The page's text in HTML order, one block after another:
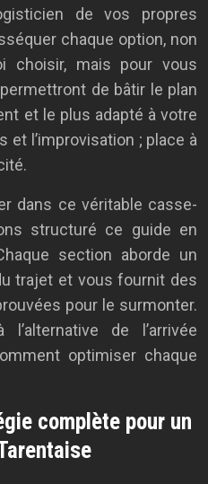
de vos propres
chaque option, non
choisir, mais pour vous
de bâtir le plan
et le plus adapté à votre
et l’improvisation ; place à
dans ce véritable casse-
structuré ce guide en
section aborde un
trajet et vous fournit des
pour le surmonter.
de l’arrivée
optimiser chaque
complète pour un